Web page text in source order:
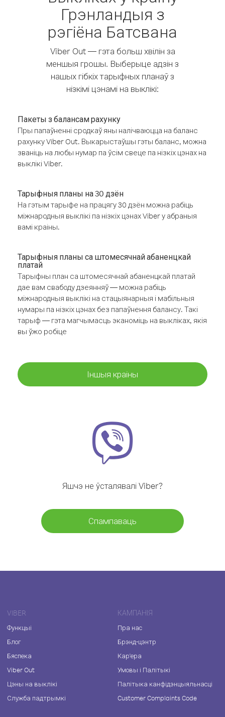
Грэнландыя з
рэгіёна Батсвана
Viber Out — гэта больш хвілін за
меншыя грошы. Выберыце адзін з
нашых гібкіх тарыфных планаў з
нізкімі цэнамі на выклікі:
Пакеты з балансам рахунку
Пры папаўненні сродкаў яны налічваюцца на баланс
рахунку Viber Out. Выкарыстаўшы гэты баланс, можна
званіць на любы нумар па ўсім свеце па нізкіх цэнах на
выклікі Viber.
Тарыфныя планы на 30 дзён
На гэтым тарыфе на працягу 30 дзён можна рабіць
міжнародныя выклікі па нізкіх цэнах Viber у абраныя
вамі краіны.
Тарыфныя планы са штомесячнай абаненцкай
платай
Тарыфны план са штомесячнай абаненцкай платай
дае вам свабоду дзеянняў — можна рабіць
міжнародныя выклікі на стацыянарныя і мабільныя
нумары па нізкіх цэнах без папаўнення балансу. Такі
тарыф — гэта магчымасць эканоміць на выкліках, якія
вы ўжо робіце
Іншыя краіны
Яшчэ не ўсталявалі Viber?
Спампаваць
VIBER
Функцыі
Блог
Бяспека
Viber Out
Цэны на выклікі
Служба падтрымкі
КАМПАНІЯ
Пра нас
Брэнд-цэнтр
Кар'ера
Умовы і Палітыкі
Палітыка канфідэнцыяльнасці
Customer Complaints Code